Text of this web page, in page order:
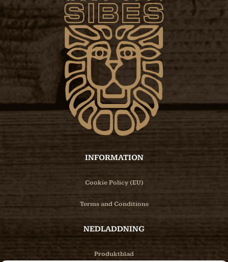
INFORMATION
Cookie Policy (EU)
Terms and Conditions
NEDLADDNING
Produktblad